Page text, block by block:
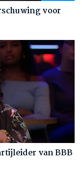
voor
van BBB